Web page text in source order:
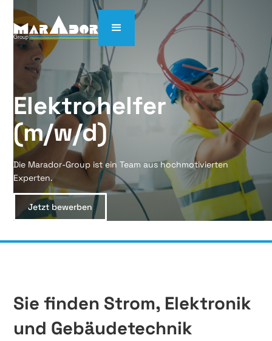
Elektrohelfer
(m/w/d)
Die Marador-Group ist ein Team aus hochmotivierten
Experten.
Jetzt bewerben
Sie finden Strom, Elektronik
und Gebäudetechnik